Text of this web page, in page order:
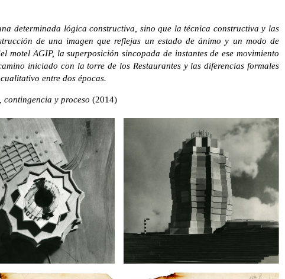
determinada lógica constructiva, sino que la técnica constructiva y las
de una imagen que reflejas un estado de ánimo y un modo de
motel AGIP, la superposición sincopada de instantes de ese movimiento
iniciado con la torre de los Restaurantes y las diferencias formales
entre dos épocas.
y proceso (2014)